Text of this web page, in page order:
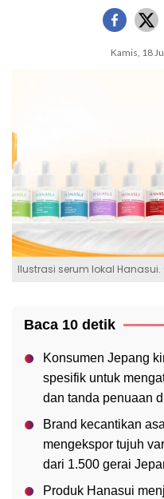
Kamis, 18
Ilustrasi serum lokal Hanasui.
Baca 10 detik
Konsumen Jepang
spesifik untuk
dan tanda penuaan
Brand kecantikan
mengekspor tujuh
dari 1.500 gerai
Produk Hanasui